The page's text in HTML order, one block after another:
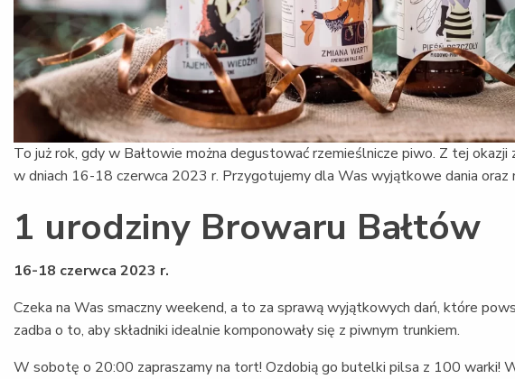
To już rok, gdy w Bałtowie można degustować rzemieślnicze piwo. Z tej
w dniach 16-18 czerwca 2023 r. Przygotujemy dla Was wyjątkowe dania oraz
1 urodziny Browaru Bałtów
16-18 czerwca 2023 r.
Czeka na Was smaczny weekend, a to za sprawą wyjątkowych dań, które
zadba o to, aby składniki idealnie komponowały się z piwnym trunkiem.
W sobotę o 20:00 zapraszamy na tort! Ozdobią go butelki pilsa z 100 warki!